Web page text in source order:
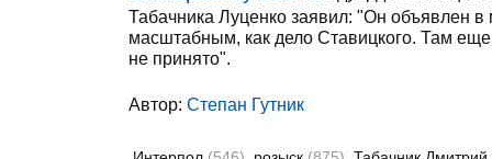
Табачника Луценко заявил: "Он объявлен
масштабным, как дело Ставицкого. Там
не принято".
Автор: Степан Гутник